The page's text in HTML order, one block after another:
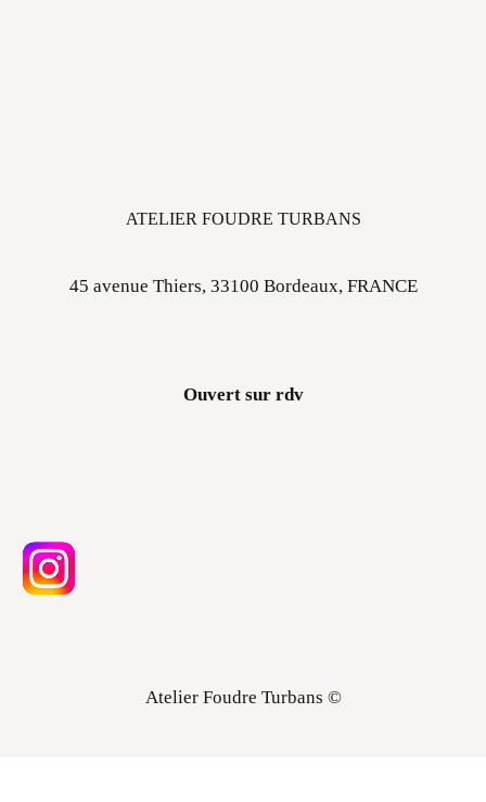
ATELIER FOUDRE TURBANS
45 avenue Thiers, 33100 Bordeaux, FRANCE
Ouvert sur rdv
Atelier Foudre Turbans ©